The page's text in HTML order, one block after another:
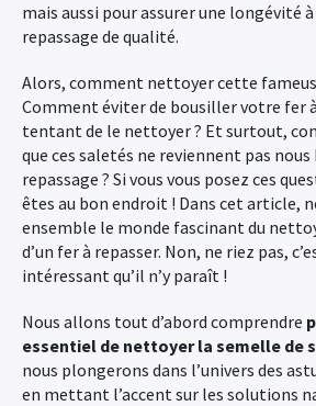
mais aussi pour assurer une longévité
repassage de qualité.
Alors, comment nettoyer cette
Comment éviter de bousiller votre fer
tentant de le nettoyer ? Et surtout,
que ces saletés ne reviennent pas
repassage ? Si vous vous posez ces
êtes au bon endroit ! Dans cet article,
ensemble le monde fascinant du
d’un fer à repasser. Non, ne riez pas,
intéressant qu’il n’y paraît !
Nous allons tout d’abord comprendre
essentiel de nettoyer la semelle de
nous plongerons dans l’univers des
en mettant l’accent sur les solutions